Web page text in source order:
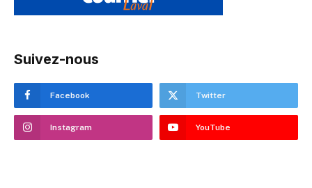
Suivez-nous
Facebook Twitter
Instagram YouTube